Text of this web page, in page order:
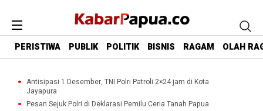
PERISTIWA PUBLIK POLITIK BISNIS RAGAM OLAH
Antisipasi 1 Desember, TNI Polri Patroli 2×24 jam di Kota
Jayapura
Pesan Sejuk Polri di Deklarasi Pemilu Ceria Tanah Papua